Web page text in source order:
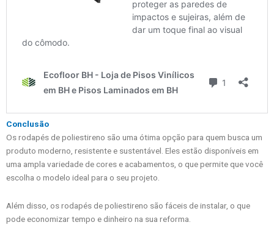
Conclusão
Os rodapés de poliestireno são uma ótima opção para quem busca um
produto moderno, resistente e sustentável. Eles estão disponíveis em
uma ampla variedade de cores e acabamentos, o que permite que você
escolha o modelo ideal para o seu projeto.
Além disso, os rodapés de poliestireno são fáceis de instalar, o que
pode economizar tempo e dinheiro na sua reforma.